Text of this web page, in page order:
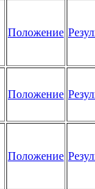
Положение
Положение
Положение